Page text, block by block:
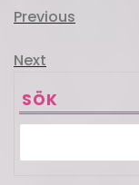
Previous
Previous
Next
Next
SÖK